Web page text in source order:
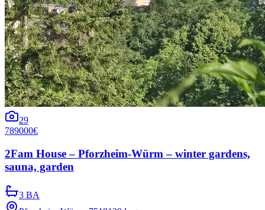
29
789000€
2Fam House – Pforzheim-Würm – winter gardens,
sauna, garden
3 BA